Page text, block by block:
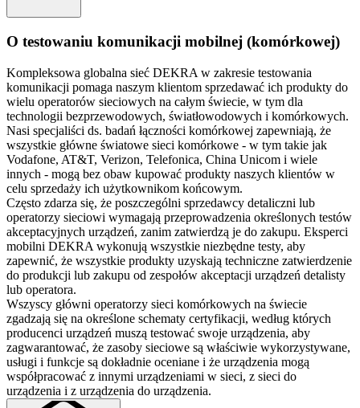
O testowaniu komunikacji mobilnej (komórkowej)
Kompleksowa globalna sieć DEKRA w zakresie testowania
komunikacji pomaga naszym klientom sprzedawać ich produkty do
wielu operatorów sieciowych na całym świecie, w tym dla
technologii bezprzewodowych, światłowodowych i komórkowych.
Nasi specjaliści ds. badań łączności komórkowej zapewniają, że
wszystkie główne światowe sieci komórkowe - w tym takie jak
Vodafone, AT&T, Verizon, Telefonica, China Unicom i wiele
innych - mogą bez obaw kupować produkty naszych klientów w
celu sprzedaży ich użytkownikom końcowym.
Często zdarza się, że poszczególni sprzedawcy detaliczni lub
operatorzy sieciowi wymagają przeprowadzenia określonych testów
akceptacyjnych urządzeń, zanim zatwierdzą je do zakupu. Eksperci
mobilni DEKRA wykonują wszystkie niezbędne testy, aby
zapewnić, że wszystkie produkty uzyskają techniczne zatwierdzenie
do produkcji lub zakupu od zespołów akceptacji urządzeń detalisty
lub operatora.
Wszyscy główni operatorzy sieci komórkowych na świecie
zgadzają się na określone schematy certyfikacji, według których
producenci urządzeń muszą testować swoje urządzenia, aby
zagwarantować, że zasoby sieciowe są właściwie wykorzystywane,
usługi i funkcje są dokładnie oceniane i że urządzenia mogą
współpracować z innymi urządzeniami w sieci, z sieci do
urządzenia i z urządzenia do urządzenia.